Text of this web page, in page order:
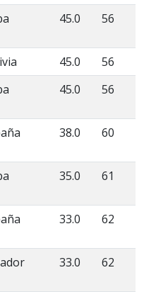
45.0 56
45.0
56
45.0 56
38.0 60
35.0 61
33.0 62
33.0 62